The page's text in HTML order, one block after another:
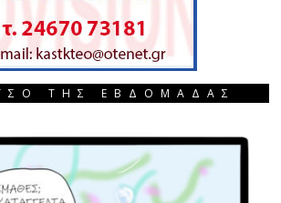
ΤΗΣ ΕΒΔΟΜΑΔΑΣ